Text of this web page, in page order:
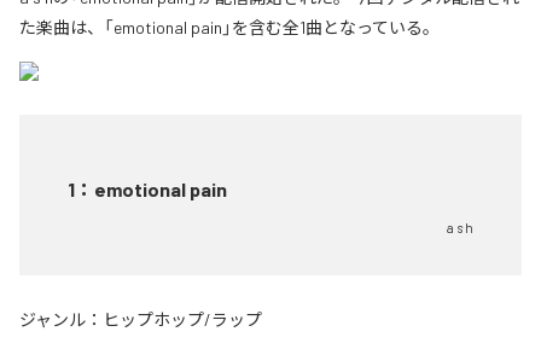
た楽曲は、「emotional pain」を含む全1曲となっている。
1 ： emotional pain
a s h
ジャンル： ヒップホップ/ラップ